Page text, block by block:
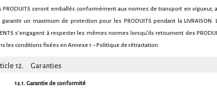
PRODUITS seront emballés conformément aux normes de transport en vigueur,
garantir un maximum de protection pour les PRODUITS pendant la LIVRAISON.
s’engagent à respecter les mêmes normes lorsqu’ils retournent des
les conditions fixées en Annexe 1 – Politique de rétractation.
12. Garanties
12.1. Garantie de conformité